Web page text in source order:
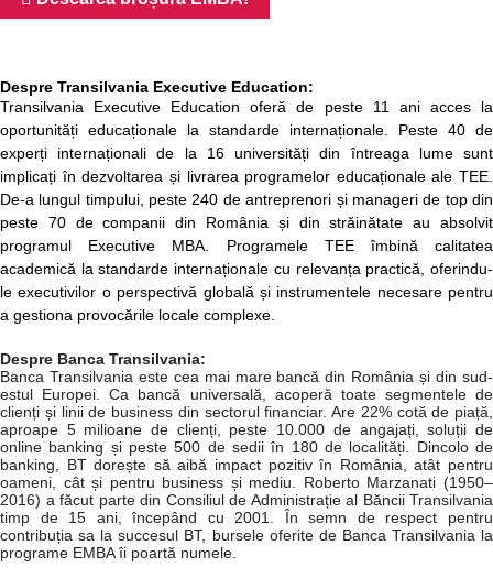
Despre Transilvania Executive Education:
Transilvania Executive Education oferă de peste 11 ani acces la
oportunități educaționale la standarde internaționale. Peste 40 de
experți internaționali de la 16 universități din întreaga lume sunt
implicați în dezvoltarea și livrarea programelor educaționale ale TEE.
De-a lungul timpului, peste 240 de antreprenori și manageri de top din
peste 70 de companii din România și din străinătate au absolvit
programul Executive MBA. Programele TEE îmbină calitatea
academică la standarde internaționale cu relevanța practică, oferindu-
le executivilor o perspectivă globală și instrumentele necesare pentru
a gestiona provocările locale complexe.
Despre Banca Transilvania:
Banca Transilvania este cea mai mare bancă din România și din sud-
estul Europei. Ca bancă universală, acoperă toate segmentele de
clienți și linii de business din sectorul financiar. Are 22% cotă de piață,
aproape 5 milioane de clienți, peste 10.000 de angajați, soluții de
online banking și peste 500 de sedii în 180 de localități. Dincolo de
banking, BT dorește să aibă impact pozitiv în România, atât pentru
oameni, cât și pentru business și mediu. Roberto Marzanati (1950–
2016) a făcut parte din Consiliul de Administrație al Băncii Transilvania
timp de 15 ani, începând cu 2001. În semn de respect pentru
contribuția sa la succesul BT, bursele oferite de Banca Transilvania la
programe EMBA îi poartă numele.